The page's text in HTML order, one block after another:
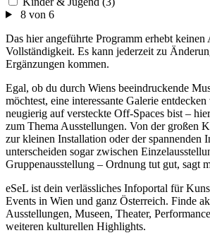
8 von 6
Das hier angeführte Programm erhebt keinen
Vollständigkeit. Es kann jederzeit zu
Ergänzungen kommen.
Egal, ob du durch Wiens beeindruckende
möchtest, eine interessante Galerie
neugierig auf versteckte Off-Spaces bist –
zum Thema Ausstellungen. Von der großen
zur kleinen Installation oder der spannenden
unterscheiden sogar zwischen
Gruppenausstellung – Ordnung tut gut, sagt
eSeL ist dein verlässliches Infoportal für
Events in Wien und ganz Österreich. Finde
Ausstellungen, Museen, Theater,
weiteren kulturellen Highlights.